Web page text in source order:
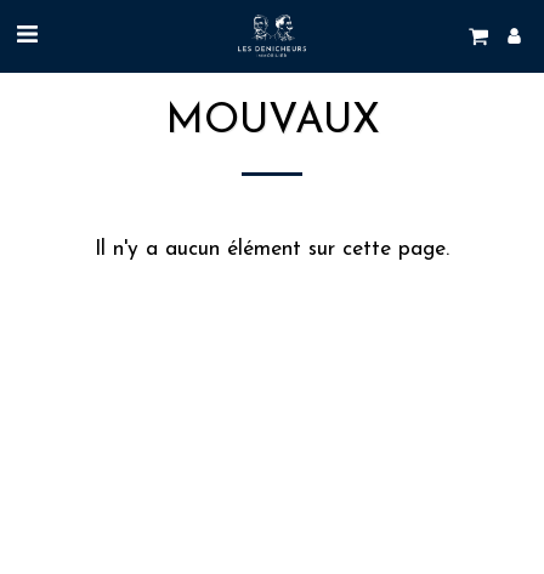
MOUVAUX
Il n'y a aucun élément sur cette page.